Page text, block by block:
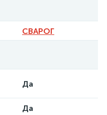
СВАРОГ
Да
Да